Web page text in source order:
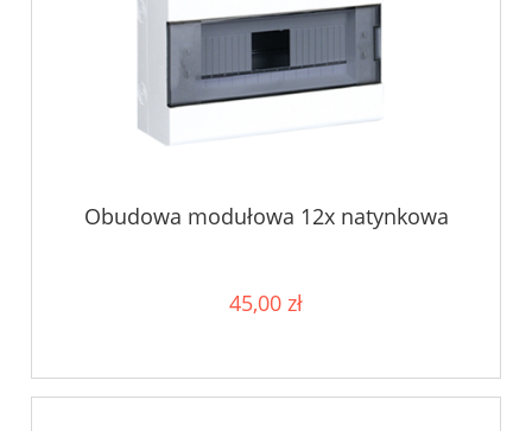
Obudowa modułowa 12x natynkowa
45,00 zł